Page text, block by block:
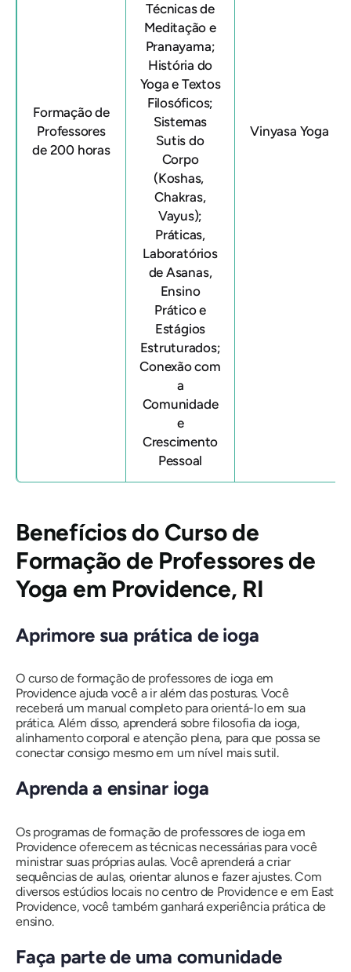
Formação de
Professores
de 200 horas
Técnicas de
Meditação e
Pranayama;
História do
Yoga e Textos
Filosóficos;
Sistemas
Sutis do
Corpo
(Koshas, ​​
Chakras,
Vayus);
Práticas,
Laboratórios
de Asanas,
Ensino
Prático e
Estágios
Estruturados;
Conexão com
a
Comunidade
e
Crescimento
Pessoal
Vinyasa Yoga
Benefícios do Curso de
Formação de Professores de
Yoga em Providence, RI
Aprimore sua prática de ioga
O curso de formação de professores de ioga em
Providence ajuda você a ir além das posturas. Você
receberá um manual completo para orientá-lo em sua
prática. Além disso, aprenderá sobre filosofia da ioga,
alinhamento corporal e atenção plena, para que possa se
conectar consigo mesmo em um nível mais sutil.
Aprenda a ensinar ioga
Os programas de formação de professores de ioga em
Providence oferecem as técnicas necessárias para você
ministrar suas próprias aulas. Você aprenderá a criar
sequências de aulas, orientar alunos e fazer ajustes. Com
diversos estúdios locais no centro de Providence e em East
Providence, você também ganhará experiência prática de
ensino.
Faça parte de uma comunidade